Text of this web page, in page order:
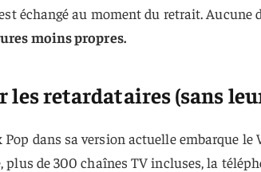
échangé au moment du retrait. Aucune
moins propres.
les retardataires (sans
Pop dans sa version actuelle embarque
plus de 300 chaînes TV incluses, la